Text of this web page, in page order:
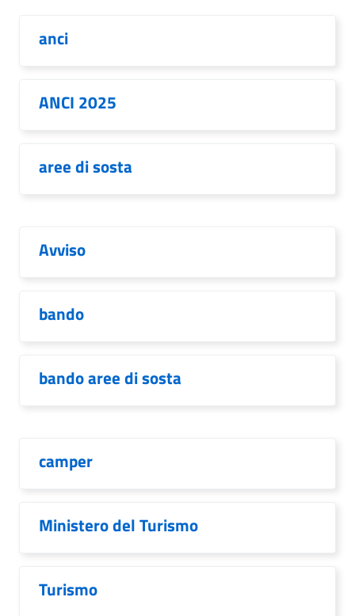
anci
ANCI 2025
aree di sosta
Avviso
bando
bando aree di sosta
camper
Ministero del Turismo
Turismo